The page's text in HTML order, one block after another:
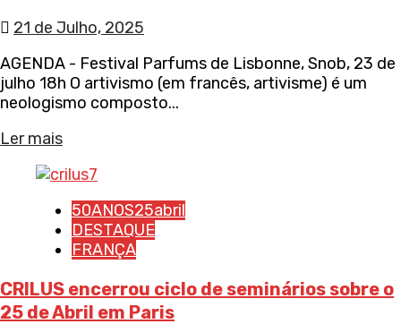
21 de Julho, 2025
AGENDA - Festival Parfums de Lisbonne, Snob, 23 de
julho 18h O artivismo (em francês, artivisme) é um
neologismo composto...
Ler mais
50ANOS25abril
DESTAQUE
FRANÇA
CRILUS encerrou ciclo de seminários sobre o
25 de Abril em Paris